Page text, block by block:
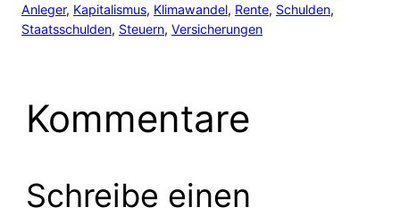
Anleger, Kapitalismus, Klimawandel, Rente, Schulden
Staatsschulden, Steuern, Versicherungen
Kommentare
Schreibe einen